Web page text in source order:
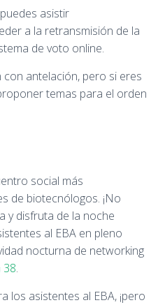
asistir
a la retransmisión de la
de voto online.
antelación, pero si eres
temas para el orden
social más
de biotecnólogos. ¡No
y disfruta de la noche
al EBA en pleno
nocturna de networking
38.
los asistentes al EBA, ¡pero